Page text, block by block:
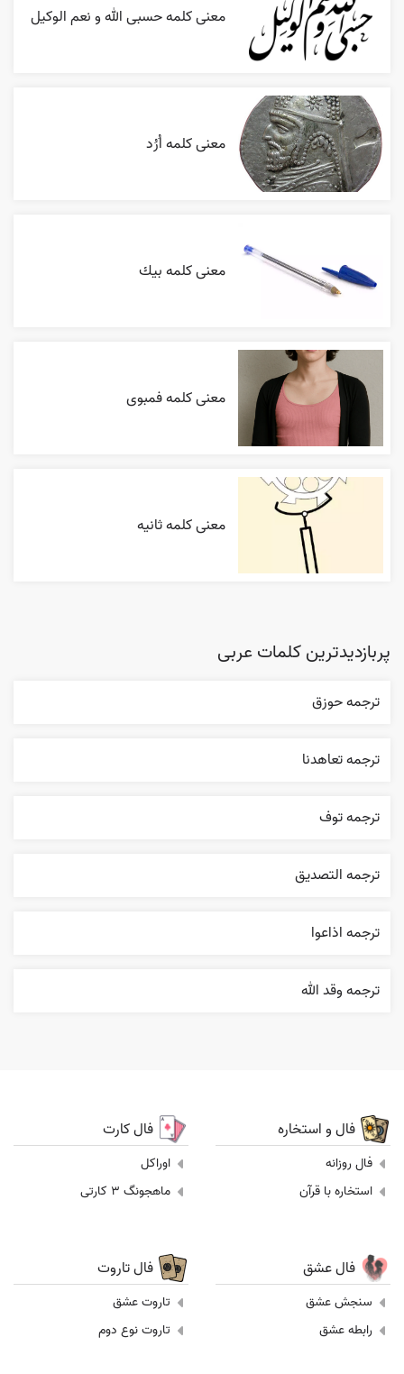
معنی کلمه حسبی الله و نعم الوکیل
معنی کلمه اُرُد
معنی کلمه بيك
معنی کلمه فمبوی
معنی کلمه ثانیه
پربازدیدترین کلمات عربی
ترجمه حوزق
ترجمه تعاهدنا
ترجمه توف
ترجمه التصديق
ترجمه اذاعوا
ترجمه وقد الله
فال و استخاره
فال روزانه
استخاره با قرآن
فال کارت
اوراکل
ماهجونگ 3 کارتی
فال عشق
سنجش عشق
رابطه عشق
فال تاروت
تاروت عشق
تاروت نوع دوم